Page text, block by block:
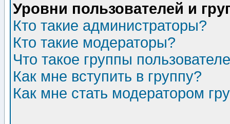
Уровни пользователей и
Кто такие администраторы?
Кто такие модераторы?
Что такое группы
Как мне вступить в группу?
Как мне стать модератором